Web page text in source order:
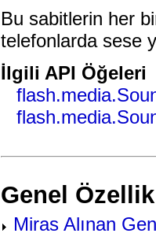
Bu sabitlerin her
telefonlarda sese
İlgili API Öğeleri
Genel
Miras Alınan